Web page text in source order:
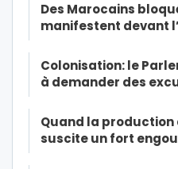
Des Marocains
manifestent devant
Colonisation: le
à demander des
Quand la production
suscite un fort